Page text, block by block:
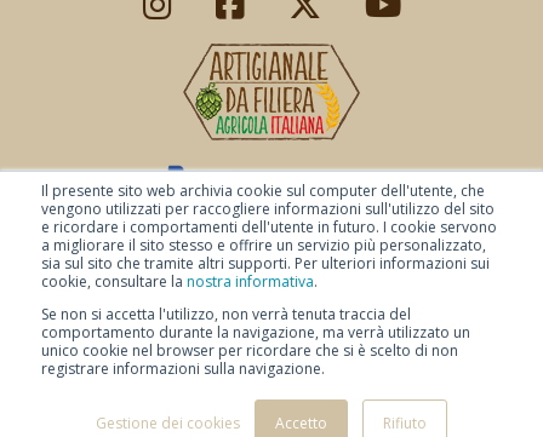
Il presente sito web archivia cookie sul computer dell'utente, che
vengono utilizzati per raccogliere informazioni sull'utilizzo del sito
e ricordare i comportamenti dell'utente in futuro. I cookie servono
a migliorare il sito stesso e offrire un servizio più personalizzato,
sia sul sito che tramite altri supporti. Per ulteriori informazioni sui
cookie, consultare la nostra informativa.
Se non si accetta l'utilizzo, non verrà tenuta traccia del
comportamento durante la navigazione, ma verrà utilizzato un
unico cookie nel browser per ricordare che si è scelto di non
registrare informazioni sulla navigazione.
Gestione dei cookies Accetto Rifiuto
© Copyright 2026 Baladin -Pagamenti sicuri-Condizioni di vendita
Condizioni di spedizione-Privacy Policy -
- Disclaimer-
Accessibilità digitale